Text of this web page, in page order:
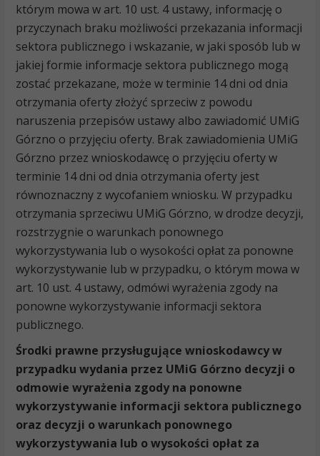
którym mowa w art. 10 ust. 4 ustawy, informację o
przyczynach braku możliwości przekazania informacji
sektora publicznego i wskazanie, w jaki sposób lub w
jakiej formie informacje sektora publicznego mogą
zostać przekazane, może w terminie 14 dni od dnia
otrzymania oferty złożyć sprzeciw z powodu
naruszenia przepisów ustawy albo zawiadomić UMiG
Górzno o przyjęciu oferty. Brak zawiadomienia UMiG
Górzno przez wnioskodawcę o przyjęciu oferty w
terminie 14 dni od dnia otrzymania oferty jest
równoznaczny z wycofaniem wniosku. W przypadku
otrzymania sprzeciwu UMiG Górzno, w drodze decyzji,
rozstrzygnie o warunkach ponownego
wykorzystywania lub o wysokości opłat za ponowne
wykorzystywanie lub w przypadku, o którym mowa w
art. 10 ust. 4 ustawy, odmówi wyrażenia zgody na
ponowne wykorzystywanie informacji sektora
publicznego.
Środki prawne przysługujące wnioskodawcy w
przypadku wydania przez UMiG Górzno decyzji o
odmowie wyrażenia zgody na ponowne
wykorzystywanie informacji sektora publicznego
oraz decyzji o warunkach ponownego
wykorzystywania lub o wysokości opłat za